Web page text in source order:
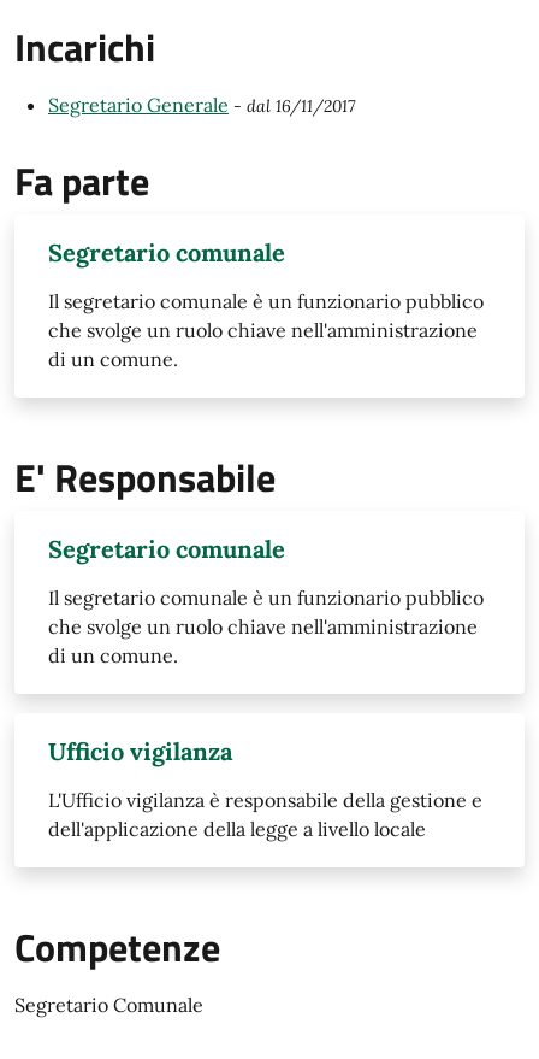
Incarichi
Segretario Generale - dal 16/11/2017
Fa parte
Segretario comunale
Il segretario comunale è un funzionario pubblico
che svolge un ruolo chiave nell'amministrazione
di un comune.
E' Responsabile
Segretario comunale
Il segretario comunale è un funzionario pubblico
che svolge un ruolo chiave nell'amministrazione
di un comune.
Ufficio vigilanza
L'Ufficio vigilanza è responsabile della gestione e
dell'applicazione della legge a livello locale
Competenze
Segretario Comunale